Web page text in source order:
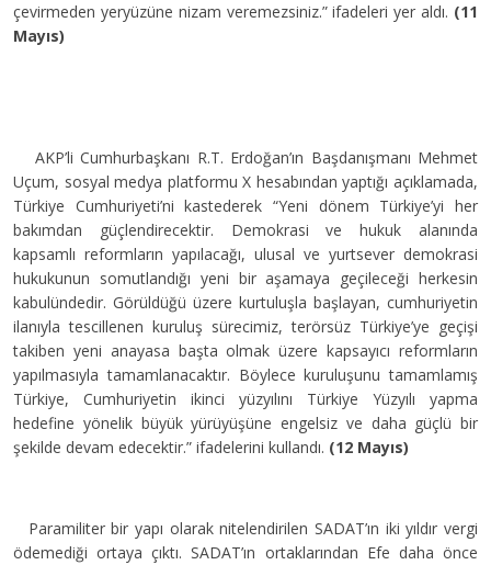
çevirmeden yeryüzüne nizam veremezsiniz.” ifadeleri yer aldı. (11
Mayıs)
AKP’li Cumhurbaşkanı R.T. Erdoğan’ın Başdanışmanı Mehmet
Uçum, sosyal medya platformu X hesabından yaptığı açıklamada,
Türkiye Cumhuriyeti’ni kastederek “Yeni dönem Türkiye’yi her
bakımdan güçlendirecektir. Demokrasi ve hukuk alanında
kapsamlı reformların yapılacağı, ulusal ve yurtsever demokrasi
hukukunun somutlandığı yeni bir aşamaya geçileceği herkesin
kabulündedir. Görüldüğü üzere kurtuluşla başlayan, cumhuriyetin
ilanıyla tescillenen kuruluş sürecimiz, terörsüz Türkiye’ye geçişi
takiben yeni anayasa başta olmak üzere kapsayıcı reformların
yapılmasıyla tamamlanacaktır. Böylece kuruluşunu tamamlamış
Türkiye, Cumhuriyetin ikinci yüzyılını Türkiye Yüzyılı yapma
hedefine yönelik büyük yürüyüşüne engelsiz ve daha güçlü bir
şekilde devam edecektir.” ifadelerini kullandı. (12 Mayıs)
Paramiliter bir yapı olarak nitelendirilen SADAT’ın iki yıldır vergi
ödemediği ortaya çıktı. SADAT’ın ortaklarından Efe daha önce